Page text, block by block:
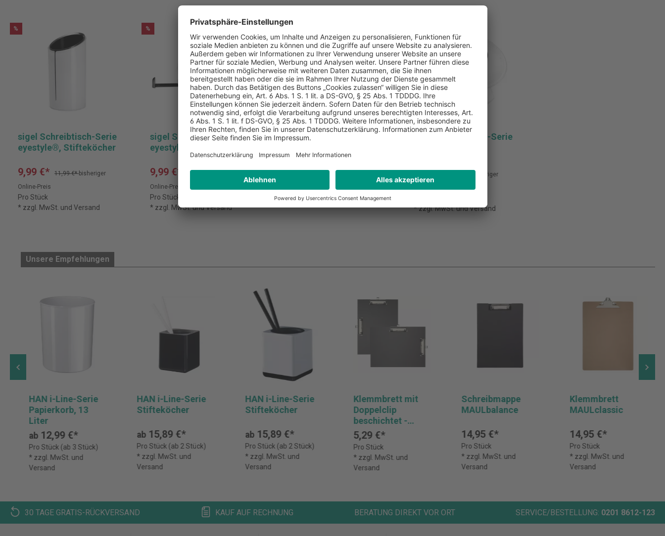
%
sigel Schreibtisch-Serie
eyestyle®, Stifteköcher
9,99 €* 11,99 €*bisheriger
Online-Preis
Pro Stück
* zzgl. MwSt. und Versand
%
sigel Schreibtisch-Serie
eyestyle®, Locher
9,99 €* 11,99 €*
Online-Preis
Pro Stück
* zzgl. MwSt. und Versand
sigel Schreibtisch-Serie
Leder-Optik
19,99 €*
* zzgl. MwSt. und Versand
sigel Schreibtisch-Serie
7,99 €*
bisheriger
* zzgl. MwSt. und Versand
Unsere Empfehlungen
HAN i-Line-Serie
Papierkorb, 13
Liter
ab12,99 €*
Pro Stück (ab 3 Stück)
* zzgl. MwSt. und
Versand
HAN i-Line-Serie
Stifteköcher
ab 15,89 €*
Pro Stück (ab 2 Stück)
* zzgl. MwSt. und
Versand
HAN i-Line-Serie
Stifteköcher
ab 15,89 €*
Pro Stück (ab 2 Stück)
* zzgl. MwSt. und
Versand
Klemmbrett mit
Doppelclip
beschichtet -
Format 23x32cm
für A4 - Schwarz
5,29 €*
Pro Stück
* zzgl. MwSt. und
Versand
Schreibmappe
MAULbalance
14,95 €*
Pro Stück
* zzgl. MwSt. und
Versand
Klemmbrett
MAULclassic
14,95 €*
Pro Stück
* zzgl. MwSt. und
Versand
30 TAGE GRATIS-RÜCKVERSAND KAUF AUF RECHNUNG BERATUNG DIREKT VOR ORT SERVICE/BESTELLUNG: 0201 8612-123